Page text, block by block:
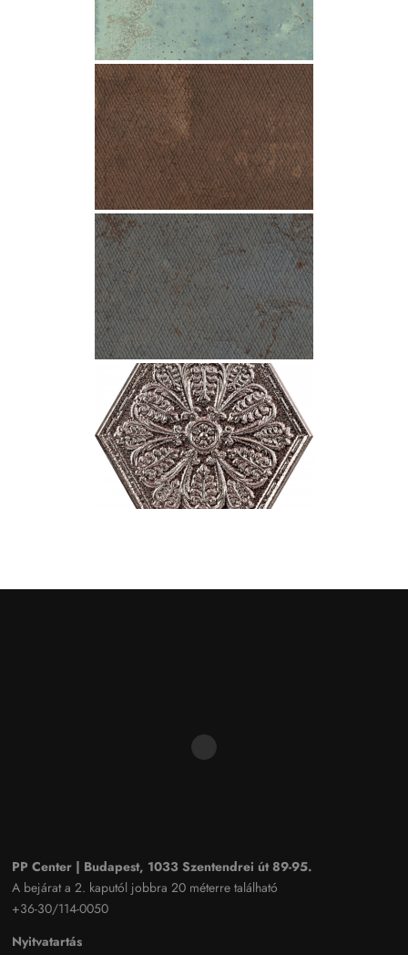
PP Center | Budapest, 1033 Szentendrei út 89-95.
A bejárat a 2. kaputól jobbra 20 méterre található
+36-30/114-0050
Nyitvatartás